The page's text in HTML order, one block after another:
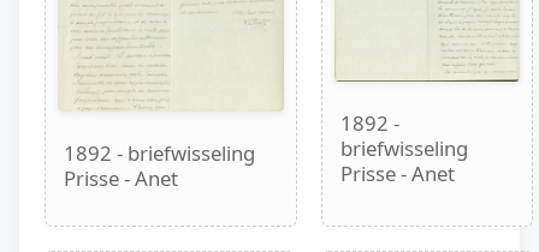
1892 - briefwisseling
Prisse - Anet
1892 -
briefwisseling
Prisse - Anet